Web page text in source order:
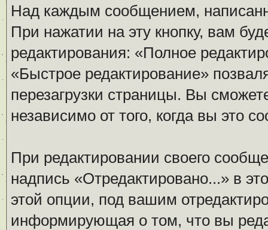
Над каждым сообщением,
При нажатии на эту кнопку, вам
редактирования: «Полное
«Быстрое редактирование»
перезагрузки страницы. Вы
независимо от того, когда вы это
При редактировании своего
надпись «Отредактировано...» в
этой опции, под вашим
информирующая о том, что вы